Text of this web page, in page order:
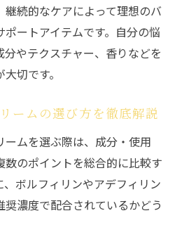
アデフィリン配合のバスト
の魅力
植物エストロゲンで実感す
ップクリームの注目美容成
実感したい女性のためのポ
リームでハリとボリューム
続的なケアによって理想のバ
ートアイテムです。自分の悩
やテクスチャー、香りなどを
切です。
ームの選び方を徹底解説
ムを選ぶ際は、成分・使用
のポイントを総合的に比較す
ボルフィリンやアデフィリン
濃度で配合されているかどう